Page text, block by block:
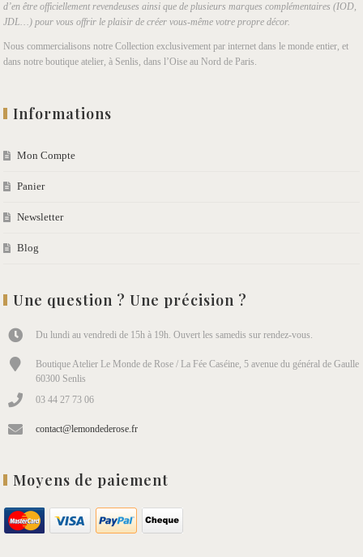
d’en être officiellement revendeuses ainsi que de plusieurs marques complémentaires (IOD,
JDL…) pour vous offrir le plaisir de créer vous-même votre propre décor.
Nous commercialisons notre Collection exclusivement par internet dans le monde entier, et
dans notre boutique atelier, à Senlis, dans l’Oise au Nord de Paris.
Informations
Mon Compte
Panier
Newsletter
Blog
Une question ? Une précision ?
Du lundi au vendredi de 15h à 19h. Ouvert les samedis sur rendez-vous.
Boutique Atelier Le Monde de Rose / La Fée Caséine, 5 avenue du général de Gaulle
60300 Senlis
03 44 27 73 06
contact@lemondederose.fr
Moyens de paiement